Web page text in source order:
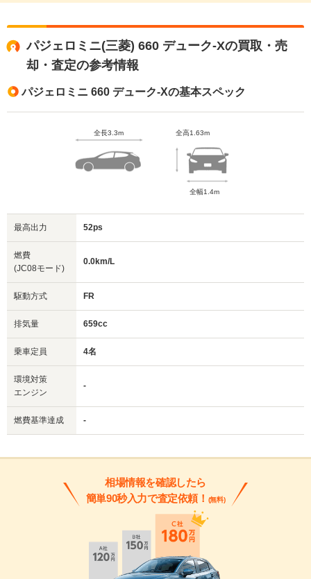
パジェロミニ(三菱) 660 デューク-Xの買取・売
却・査定の参考情報
パジェロミニ 660 デューク-Xの基本スペック
全長3.3m 全高1.63m
全幅1.4m
最高出力 52ps
燃費
(JC08モード)
0.0km/L
駆動方式 FR
排気量 659cc
乗車定員 4名
環境対策
エンジン
-
燃費基準達成 -
相場情報を確認したら
簡単90秒入力で査定依頼！ (無料)